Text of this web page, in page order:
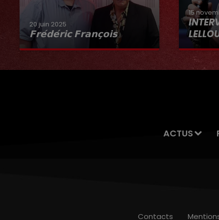
20 juin 2025
𝗙𝗿𝗲́𝗱𝗲́𝗿𝗶𝗰 𝗙𝗿𝗮𝗻𝗰̧𝗼𝗶𝘀
Interview du 20 juin 2025
15
ACTUS
Contacts